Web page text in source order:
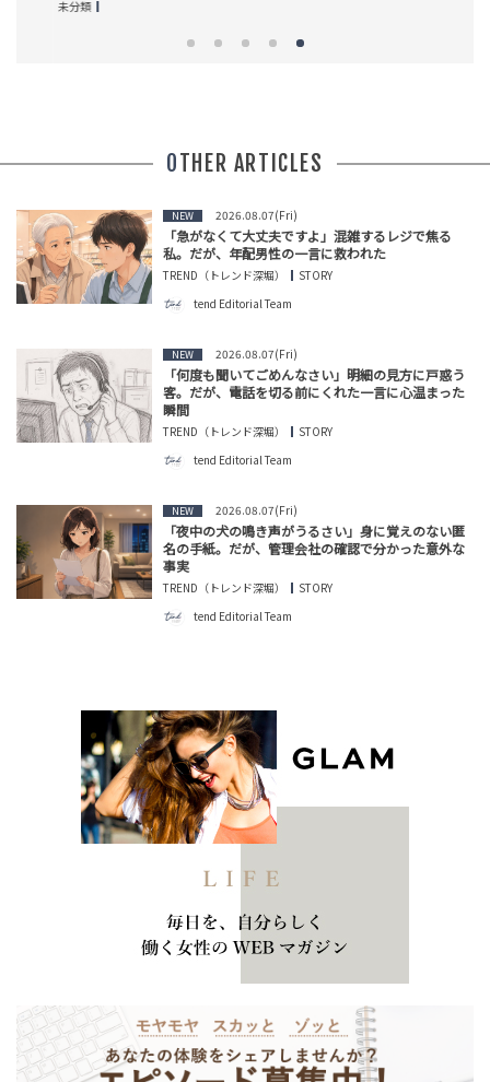
OTHER ARTICLES
NEW 2026.08.07(Fri)
「急がなくて大丈夫ですよ」混雑するレジで焦る
私。だが、年配男性の一言に救われた
TREND（トレンド深堀）
STORY
tend Editorial Team
NEW 2026.08.07(Fri)
「何度も聞いてごめんなさい」明細の見方に戸惑う
客。だが、電話を切る前にくれた一言に心温まった
瞬間
TREND（トレンド深堀）
STORY
tend Editorial Team
NEW 2026.08.07(Fri)
「夜中の犬の鳴き声がうるさい」身に覚えのない匿
名の手紙。だが、管理会社の確認で分かった意外な
事実
TREND（トレンド深堀）
STORY
tend Editorial Team